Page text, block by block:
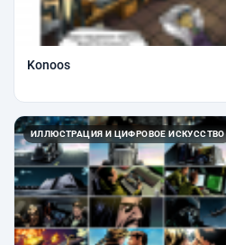
Konoos
ИЛЛЮСТРАЦИЯ И ЦИФРОВОЕ ИСКУССТВО